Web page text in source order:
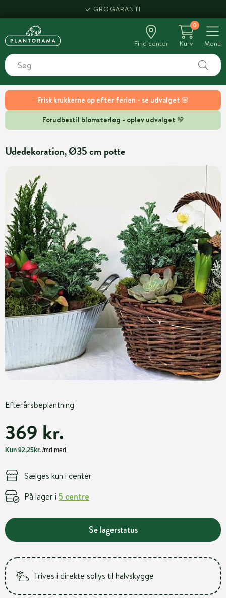
Frisk krukkerne op efter ferien - se udvalget 🌸
Forudbestil blomsterløg - oplev udvalget 💚
GROGARANTI
Find center
0
Kurv
Menu
Udedekoration, Ø35 cm potte
Efterårsbeplantning
369 kr.
Sælges kun i center
På lager i 5 centre
Se lagerstatus
Trives i direkte sollys til halvskygge